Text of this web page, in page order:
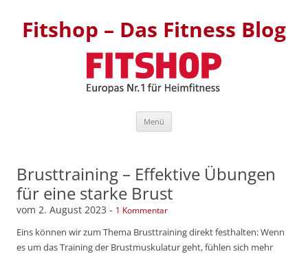
Fitshop – Das Fitness Blog
Menü
Brusttraining – Effektive Übungen
für eine starke Brust
vom 2. August 2023 - 1 Kommentar
Eins können wir zum Thema Brusttraining direkt festhalten: Wenn
es um das Training der Brustmuskulatur geht, fühlen sich mehr